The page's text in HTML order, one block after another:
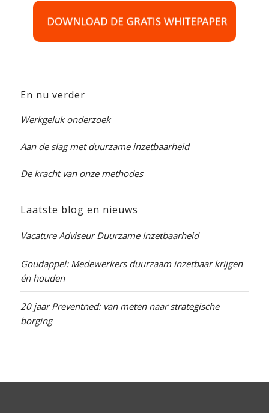
En nu verder
Werkgeluk onderzoek
Aan de slag met duurzame inzetbaarheid
De kracht van onze methodes
Laatste blog en nieuws
Vacature Adviseur Duurzame Inzetbaarheid
Goudappel: Medewerkers duurzaam inzetbaar krijgen
én houden
20 jaar Preventned: van meten naar strategische
borging